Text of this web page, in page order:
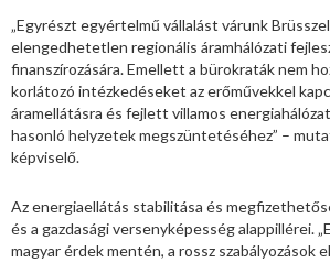
„Egyrészt egyértelmű vállalást várunk
elengedhetetlen regionális áramhálózati
finanszírozására. Emellett a bürokraták nem
korlátozó intézkedéseket az erőművekkel
áramellátásra és fejlett villamos
hasonló helyzetek megszüntetéséhez” –
képviselő.
Az energiaellátás stabilitása és
és a gazdasági versenyképesség alappillérei.
magyar érdek mentén, a rossz szabályozások